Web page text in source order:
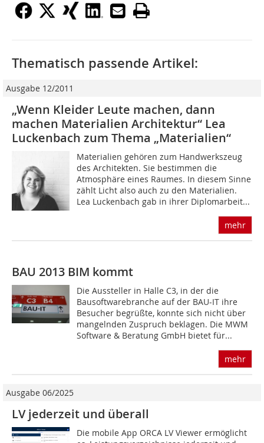
Thematisch passende Artikel:
Ausgabe 12/2011
„Wenn Kleider Leute machen, dann
machen Materialien Architektur“ Lea
Luckenbach zum Thema „Materialien“
Materialien gehören zum Handwerkszeug
des Architekten. Sie bestimmen die
Atmosphäre eines Raumes. In diesem Sinne
zählt Licht also auch zu den Materialien.
Lea Luckenbach gab in ihrer Diplomarbeit...
mehr
BAU 2013 BIM kommt
Die Aussteller in Halle C3, in der die
Bausoftwarebranche auf der BAU-IT ihre
Besucher begrüßte, konnte sich nicht über
mangelnden Zuspruch beklagen. Die MWM
Software & Beratung GmbH bietet für...
mehr
Ausgabe 06/2025
LV jederzeit und überall
Die mobile App ORCA LV Viewer ermöglicht